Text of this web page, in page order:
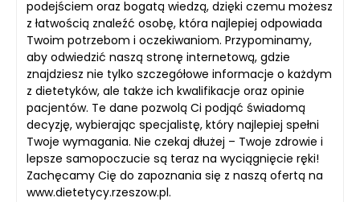
podejściem oraz bogatą wiedzą, dzięki czemu możesz
z łatwością znaleźć osobę, która najlepiej odpowiada
Twoim potrzebom i oczekiwaniom. Przypominamy,
aby odwiedzić naszą stronę internetową, gdzie
znajdziesz nie tylko szczegółowe informacje o każdym
z dietetyków, ale także ich kwalifikacje oraz opinie
pacjentów. Te dane pozwolą Ci podjąć świadomą
decyzję, wybierając specjalistę, który najlepiej spełni
Twoje wymagania. Nie czekaj dłużej – Twoje zdrowie i
lepsze samopoczucie są teraz na wyciągnięcie ręki!
Zachęcamy Cię do zapoznania się z naszą ofertą na
www.dietetycy.rzeszow.pl.